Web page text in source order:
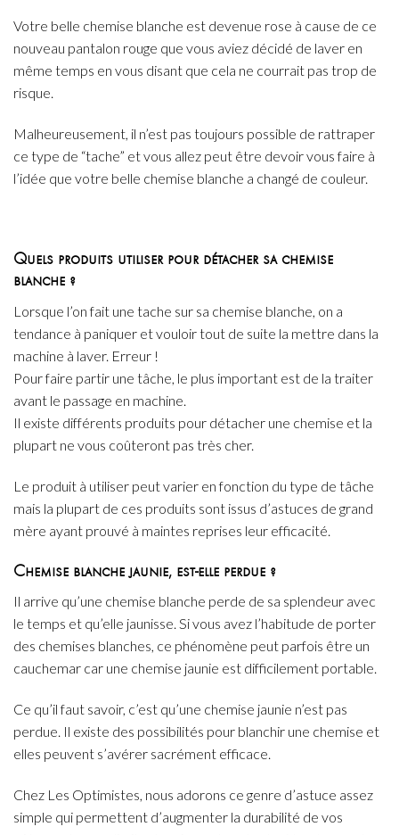
Votre belle chemise blanche est devenue rose à cause de ce
nouveau pantalon rouge que vous aviez décidé de laver en
même temps en vous disant que cela ne courrait pas trop de
risque.
Malheureusement, il n’est pas toujours possible de rattraper
ce type de “tache” et vous allez peut être devoir vous faire à
l’idée que votre belle chemise blanche a changé de couleur.
Quels produits utiliser pour détacher sa chemise
blanche ?
Lorsque l’on fait une tache sur sa chemise blanche, on a
tendance à paniquer et vouloir tout de suite la mettre dans la
machine à laver. Erreur !
Pour faire partir une tâche, le plus important est de la traiter
avant le passage en machine.
Il existe différents produits pour détacher une chemise et la
plupart ne vous coûteront pas très cher.
Le produit à utiliser peut varier en fonction du type de tâche
mais la plupart de ces produits sont issus d’astuces de grand
mère ayant prouvé à maintes reprises leur efficacité.
Chemise blanche jaunie, est-elle perdue ?
Il arrive qu’une chemise blanche perde de sa splendeur avec
le temps et qu’elle jaunisse. Si vous avez l’habitude de porter
des chemises blanches, ce phénomène peut parfois être un
cauchemar car une chemise jaunie est difficilement portable.
Ce qu’il faut savoir, c’est qu’une chemise jaunie n’est pas
perdue. Il existe des possibilités pour blanchir une chemise et
elles peuvent s’avérer sacrément efficace.
Chez Les Optimistes, nous adorons ce genre d’astuce assez
simple qui permettent d’augmenter la durabilité de vos